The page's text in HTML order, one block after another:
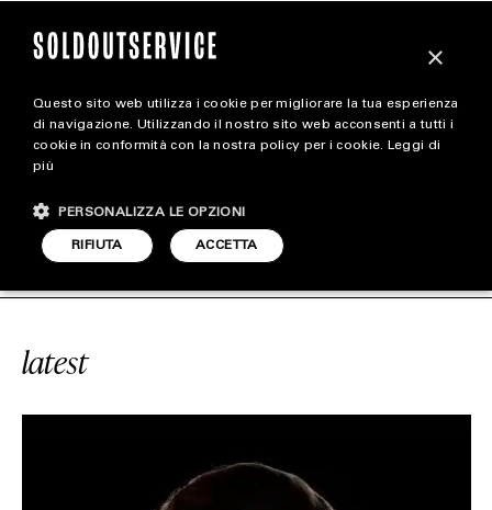
magazine
STYLE
FOOTWEAR
#BAPETAVERSE
latest
×
Questo sito web utilizza i cookie per migliorare la tua esperienza
di navigazione. Utilizzando il nostro sito web acconsenti a tutti i
cookie in conformità con la nostra policy per i cookie. Leggi di
più
ACCETTA
RIFIUTA
PERSONALIZZA LE OPZIONI